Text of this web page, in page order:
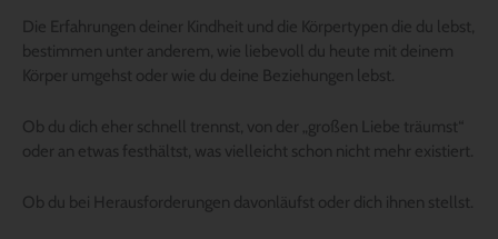
Die Erfahrungen deiner Kindheit und die Körpertypen die du lebst,
bestimmen unter anderem, wie liebevoll du heute mit deinem
Körper umgehst oder wie du deine Beziehungen lebst.
Ob du dich eher schnell trennst, von der „großen Liebe träumst“
oder an etwas festhältst, was vielleicht schon nicht mehr existiert.
Ob du bei Herausforderungen davonläufst oder dich ihnen stellst.